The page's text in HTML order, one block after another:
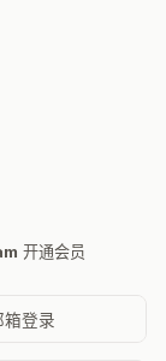
开通会员
箱登录